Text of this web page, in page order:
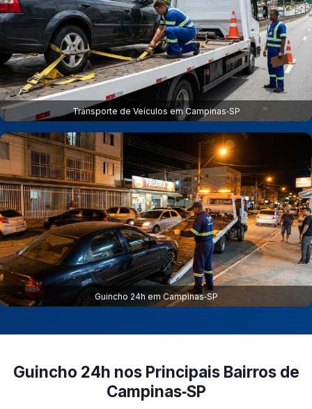
Transporte de Veículos em Campinas‑SP
Guincho 24h em Campinas‑SP
Guincho 24h nos Principais Bairros de
Campinas‑SP